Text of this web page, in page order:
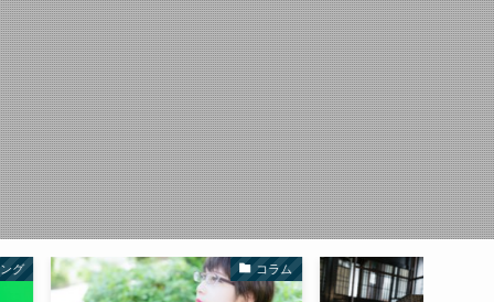
コラム コラム